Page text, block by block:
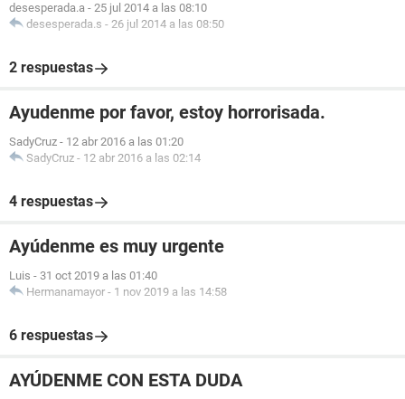
desesperada.a - 25 jul 2014 a las 08:10
desesperada.s - 26 jul 2014 a las 08:50
2 respuestas
Ayudenme por favor, estoy horrorisada.
SadyCruz - 12 abr 2016 a las 01:20
SadyCruz - 12 abr 2016 a las 02:14
4 respuestas
Ayúdenme es muy urgente
Luis - 31 oct 2019 a las 01:40
Hermanamayor - 1 nov 2019 a las 14:58
6 respuestas
AYÚDENME CON ESTA DUDA